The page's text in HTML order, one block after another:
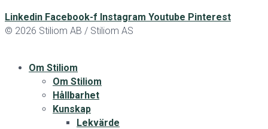
Linkedin Facebook-f Instagram Youtube Pinterest
© 2026 Stiliom AB / Stiliom AS
Om Stiliom
Om Stiliom
Hållbarhet
Kunskap
Lekvärde